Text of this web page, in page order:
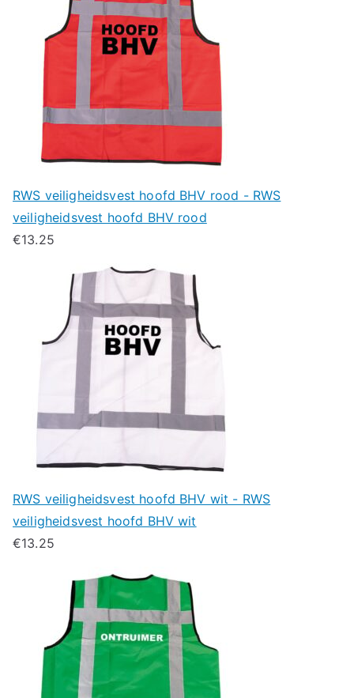
RWS veiligheidsvest hoofd BHV rood - RWS
veiligheidsvest hoofd BHV rood
€13.25
RWS veiligheidsvest hoofd BHV wit - RWS
veiligheidsvest hoofd BHV wit
€13.25